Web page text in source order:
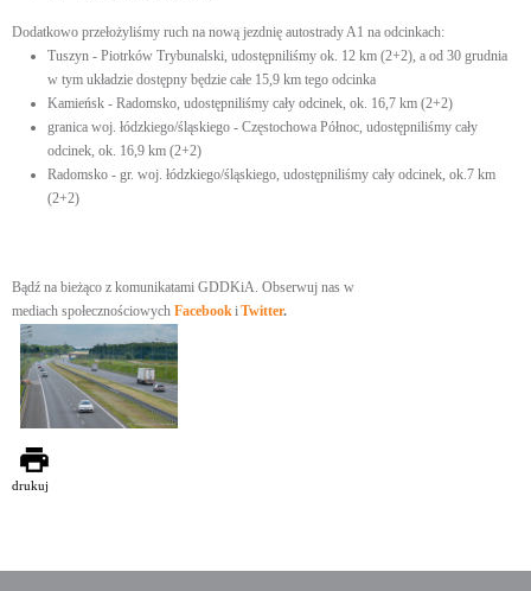
Dodatkowo przełożyliśmy ruch na nową jezdnię autostrady A1 na odcinkach:
Tuszyn - Piotrków Trybunalski, udostępniliśmy ok. 12 km (2+2), a od 30 grudnia
w tym układzie dostępny będzie całe 15,9 km tego odcinka
Kamieńsk - Radomsko, udostępniliśmy cały odcinek, ok. 16,7 km (2+2)
granica woj. łódzkiego/śląskiego - Częstochowa Północ, udostępniliśmy cały
odcinek, ok. 16,9 km (2+2)
Radomsko - gr. woj. łódzkiego/śląskiego, udostępniliśmy cały odcinek, ok.7 km
(2+2)
Bądź na bieżąco z komunikatami GDDKiA. Obserwuj nas w
mediach społecznościowych FacebookiTwitter.
drukuj